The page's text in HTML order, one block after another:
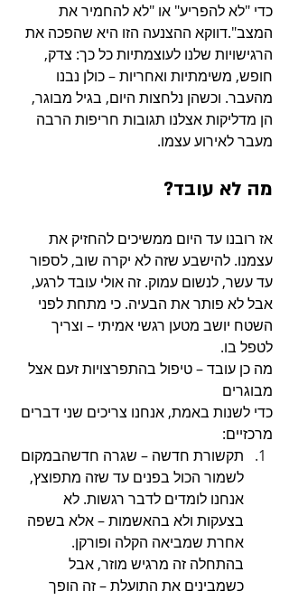
כדי "לא להפריע" או "לא להחמיר את
המצב".דווקא ההצנעה הזו היא שהפכה את
הרגישויות שלנו לעוצמתיות כל כך: צדק,
חופש, משימתיות ואחריות – כולן נבנו
מהעבר. וכשהן נלחצות היום, בגיל מבוגר,
הן מדליקות אצלנו תגובות חריפות הרבה
מעבר לאירוע עצמו.
מה לא עובד?
אז רובנו עד היום ממשיכים להחזיק את
עצמנו. להישבע שזה לא יקרה שוב, לספור
עד עשר, לנשום עמוק. זה אולי עובד לרגע,
אבל לא פותר את הבעיה. כי מתחת לפני
השטח יושב מטען רגשי אמיתי – וצריך
לטפל בו.
מה כן עובד – טיפול בהתפרצויות זעם אצל
מבוגרים
כדי לשנות באמת, אנחנו צריכים שני דברים
מרכזיים:
תקשורת חדשה – שגרה חדשהבמקום
לשמור הכול בפנים עד שזה מתפוצץ,
אנחנו לומדים לדבר רגשות. לא
בצעקות ולא בהאשמות – אלא בשפה
אחרת שמביאה הקלה ופורקן.
בהתחלה זה מרגיש מוזר, אבל
כשמבינים את התועלת – זה הופך